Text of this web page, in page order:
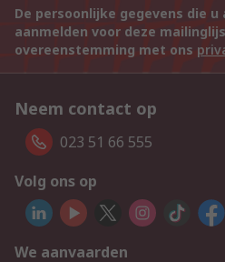
De persoonlijke gegevens die
aanmelden voor deze
overeenstemming met ons
Neem contact op
023 51 66 555
Volg ons op
We aanvaarden